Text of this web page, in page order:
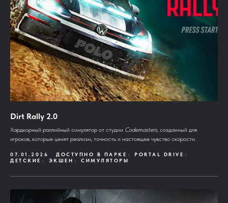
Dirt Rally 2.0
Хардкорный раллийный симулятор от студии Codemasters, созданный для
игроков, которые ценят реализм, точность и настоящее чувство скорости.
07.01.2026 ДОСТУПНО В ПАРКЕ
PORTAL DRIVE
ДЕТСКИЕ
ЭКШЕН СИМУЛЯТОРЫ